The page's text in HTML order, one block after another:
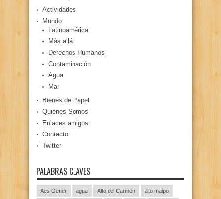
Actividades
Mundo
Latinoamérica
Más allá
Derechos Humanos
Contaminación
Agua
Mar
Bienes de Papel
Quiénes Somos
Enlaces amigos
Contacto
Twitter
PALABRAS CLAVES
Aes Gener agua Alto del Carmen alto maipo